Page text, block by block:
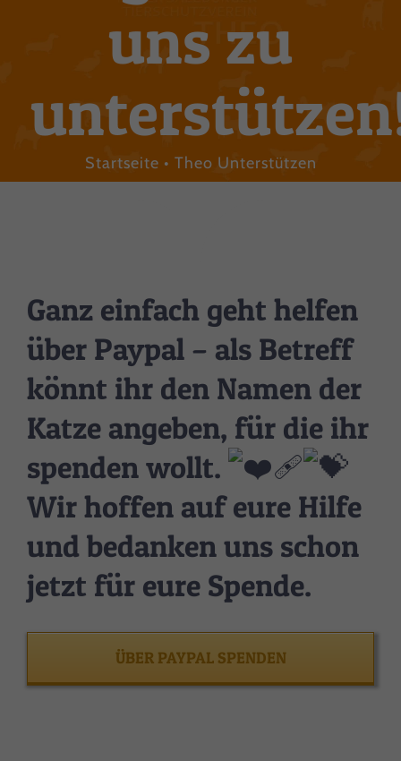
uns zu
Startseite Theo Unterstützen
Ganz einfach geht helfen
über Paypal – als Betreff
könnt ihr den Namen der
Katze angeben, für die ihr
spenden wollt.
Wir hoffen auf eure Hilfe
und bedanken uns schon
jetzt für eure Spende.
ÜBER PAYPAL SPENDEN